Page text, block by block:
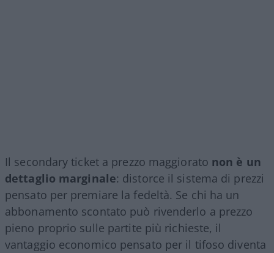
Il secondary ticket a prezzo maggiorato non è un
dettaglio marginale: distorce il sistema di prezzi
pensato per premiare la fedeltà. Se chi ha un
abbonamento scontato può rivenderlo a prezzo
pieno proprio sulle partite più richieste, il
vantaggio economico pensato per il tifoso diventa